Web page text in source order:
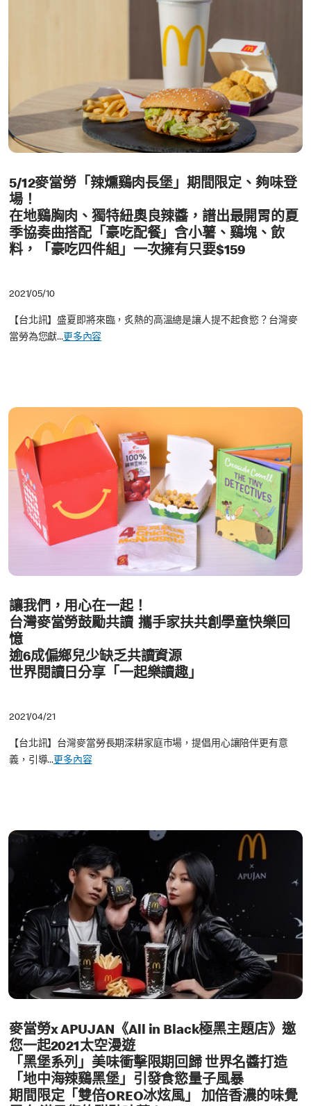
5/12麥當勞「辣燻鷄肉長堡」期間限定、夠味登
場！
在地鷄胸肉、獨特紐奧良辣醬，譜出最開胃的夏
季協奏曲搭配「豪吃配餐」含小薯、鷄塊、飲
料，「豪吃四件組」一次擁有只要$159
2021/05/10
【台北訊】盛夏即將來臨，炙熱的高溫總是讓人提不起食慾？台灣麥
當勞為您獻...更多內容
讓我們，用心在一起！
台灣麥當勞鼓勵共讀 攜手家扶共創學童快樂回
憶
逾6成偏鄉兒少缺乏共讀資源
世界閱讀日分享「一起樂讀趣」
2021/04/21
【台北訊】台灣麥當勞長期深耕家庭市場，提倡用心讓陪伴更有意
義，引導...更多內容
麥當勞x APUJAN《All in Black極黑主題店》邀
您一起2021太空漫遊
「黑堡系列」美味衝擊限期回歸 世界名醬打造
「地中海辣鷄黑堡」引發食慾量子風暴
期間限定「雙倍OREO冰炫風」 加倍香濃的味覺